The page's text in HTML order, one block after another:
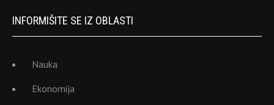
INFORMIŠITE SE IZ OBLASTI
Nauka
Ekonomija